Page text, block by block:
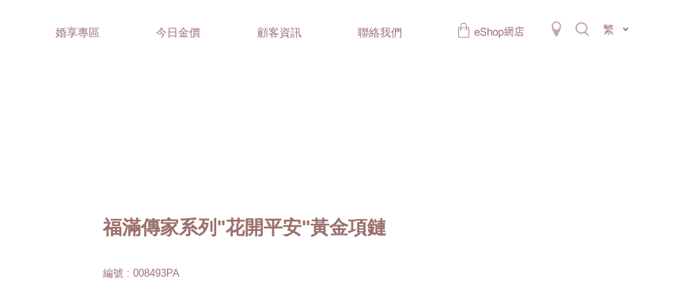
婚享專區 今日金價 顧客資訊 聯絡我們 繁
福滿傳家系列"花開平安"黃金項鏈
編號 : 008493PA